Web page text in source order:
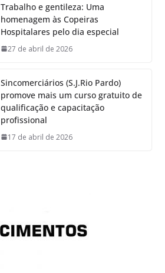
Trabalho e gentileza: Uma
homenagem às Copeiras
Hospitalares pelo dia especial
27 de abril de 2026
Sincomerciários (S.J.Rio Pardo)
promove mais um curso gratuito de
qualificação e capacitação
profissional
17 de abril de 2026